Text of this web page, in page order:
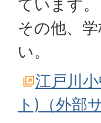
ています。
その他、
い。
江戸川
ト)（外部